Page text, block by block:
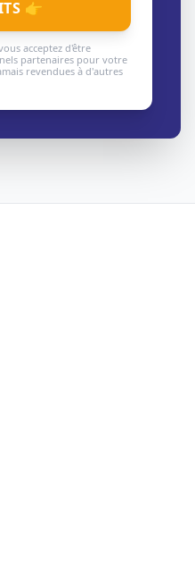
👉
acceptez d'être
partenaires pour votre
revendues à d'autres